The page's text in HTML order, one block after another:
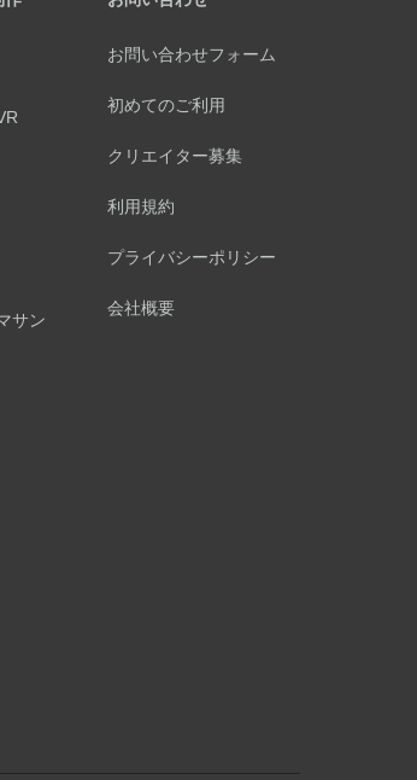
サン
お問い合わせフォーム
初めてのご利用
クリエイター募集
利用規約
プライバシーポリシー
会社概要